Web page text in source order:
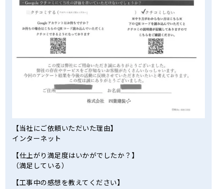
【当社にご依頼いただいた理由】
インターネット
【仕上がり満足度はいかがでしたか？】
（満足している）
【工事中の感想を教えてください】